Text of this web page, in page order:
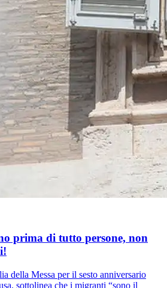
prima di tutto persone, non
della Messa per il sesto anniversario
sottolinea che i migranti “sono il